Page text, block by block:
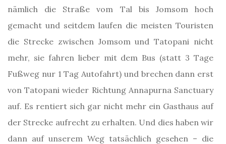
nämlich die Straße vom Tal bis Jomsom hoch
gemacht und seitdem laufen die meisten Touristen
die Strecke zwischen Jomsom und Tatopani nicht
mehr, sie fahren lieber mit dem Bus (statt 3 Tage
Fußweg nur 1 Tag Autofahrt) und brechen dann erst
von Tatopani wieder Richtung Annapurna Sanctuary
auf. Es rentiert sich gar nicht mehr ein Gasthaus auf
der Strecke aufrecht zu erhalten. Und dies haben wir
dann auf unserem Weg tatsächlich gesehen – die